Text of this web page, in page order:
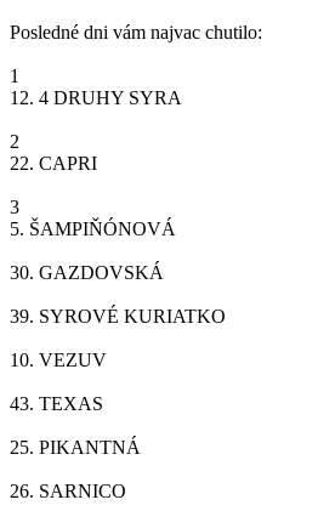
Posledné dni vám najvac chutilo:
1
12. 4 DRUHY SYRA
2
22. CAPRI
3
5. ŠAMPIŇÓNOVÁ
30. GAZDOVSKÁ
39. SYROVÉ KURIATKO
10. VEZUV
43. TEXAS
25. PIKANTNÁ
26. SARNICO